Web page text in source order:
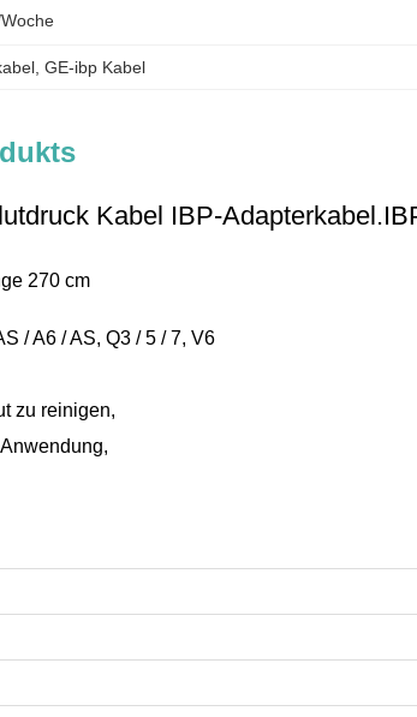
, GE-ibp Kabel
Kabel IBP-
270 cm
/ A6 / AS, Q3 / 5 / 7, V6
zu reinigen,